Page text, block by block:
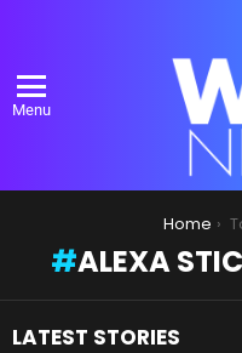
Menu
Home
ALEXA
LATEST STORIES